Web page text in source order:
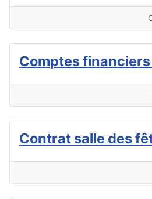
Comptes
Contrat salle des